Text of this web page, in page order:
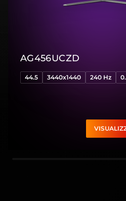
AG456UCZD
44.5 3440x1440 240 Hz